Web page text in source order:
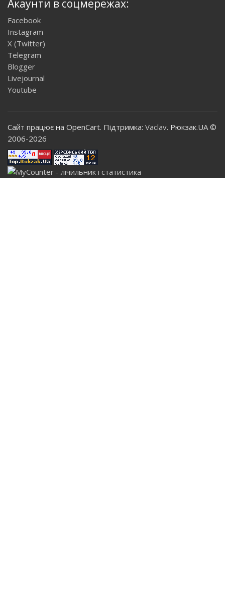
Акаунти в соцмережах:
Facebook
Instagram
X (Twitter)
Telegram
Blogger
Livejournal
Youtube
Сайт працює на OpenCart. Підтримка: Vaclav. Рюкзак.UA ©
2006-2026